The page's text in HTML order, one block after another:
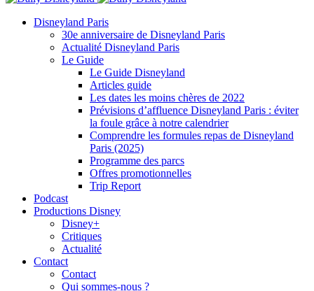
Disneyland Paris
30e anniversaire de Disneyland Paris
Actualité Disneyland Paris
Le Guide
Le Guide Disneyland
Articles guide
Les dates les moins chères de 2022
Prévisions d’affluence Disneyland Paris : éviter
la foule grâce à notre calendrier
Comprendre les formules repas de Disneyland
Paris (2025)
Programme des parcs
Offres promotionnelles
Trip Report
Podcast
Productions Disney
Disney+
Critiques
Actualité
Contact
Contact
Qui sommes-nous ?